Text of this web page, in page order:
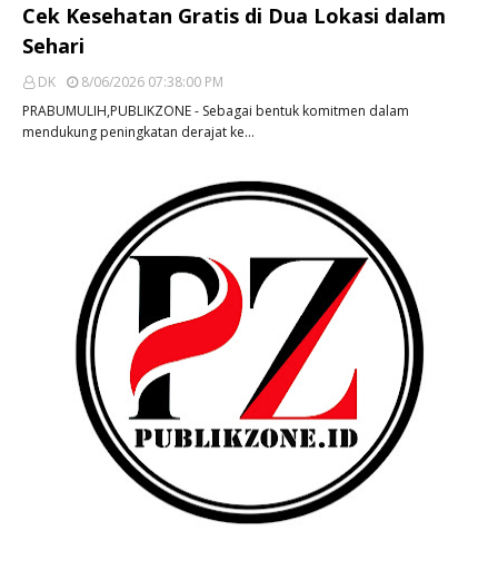
Cek Kesehatan Gratis di Dua Lokasi dalam
Sehari
DK
8/06/2026 07:38:00 PM
PRABUMULIH,PUBLIKZONE - Sebagai bentuk komitmen dalam
mendukung peningkatan derajat ke…